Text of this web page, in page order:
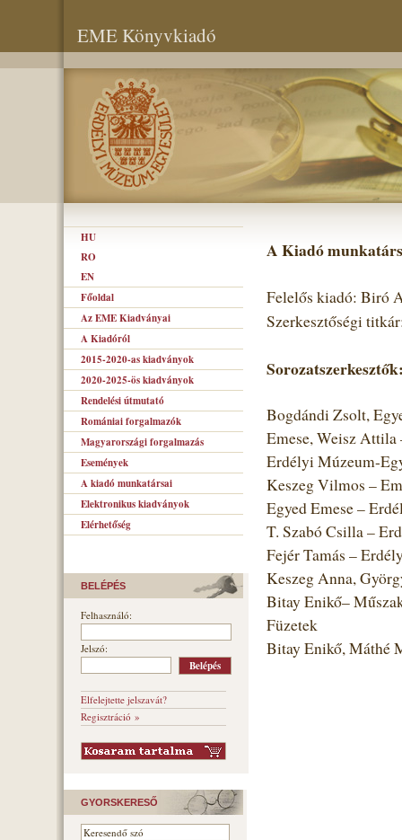
EME Könyvkiadó
HU
RO
EN
Főoldal
Az EME Kiadványai
A Kiadóról
2015-2020-as kiadványok
2020-2025-ös kiadványok
Rendelési útmutató
Romániai forgalmazók
Magyarországi forgalmazás
Események
A kiadó munkatársai
Elektronikus kiadványok
Elérhetőség
BELÉPÉS
Felhasználó:
Jelszó:
Elfelejtette jelszavát?
Regisztráció »
GYORSKERESŐ
A Kiadó
Felelős kiadó: Biró
Szerkesztőségi
Bogdándi Zsolt,
Emese, Weisz Attila
Erdélyi Múzeum-
Keszeg Vilmos –
Egyed Emese –
T. Szabó Csilla –
Fejér Tamás –
Keszeg Anna,
Bitay Enikő–
Füzetek
Bitay Enikő, Máthé